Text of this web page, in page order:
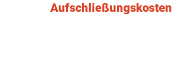
Aufschließungskosten